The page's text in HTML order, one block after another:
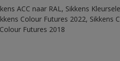
ACC naar RAL, Sikkens
Colour Futures 2022, Sikkens
Futures 2018